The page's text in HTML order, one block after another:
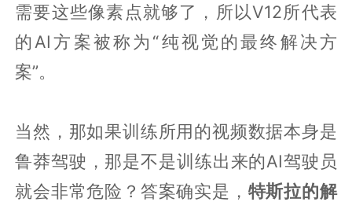
需要这些像素点就够了，所以V12所代表
的AI方案被称为“纯视觉的最终解决方
案”。
当然，那如果训练所用的视频数据本身是
鲁莽驾驶，那是不是训练出来的AI驾驶员
就会非常危险？答案确实是， 特斯拉的解